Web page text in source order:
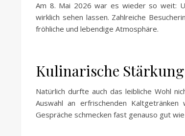
Am 8. Mai 2026 war es wieder so weit:
wirklich sehen lassen. Zahlreiche
fröhliche und lebendige Atmosphäre.
Kulinarische
Natürlich durfte auch das leibliche Wohl
Auswahl an erfrischenden
Gespräche schmecken fast genauso gut